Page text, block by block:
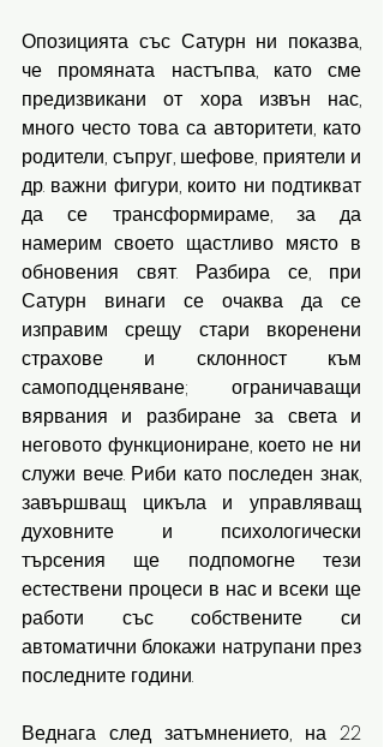
Опозицията със Сатурн ни показва,
че промяната настъпва, като сме
предизвикани от хора извън нас,
много често това са авторитети, като
родители, съпруг, шефове, приятели и
др. важни фигури, които ни подтикват
да се трансформираме, за да
намерим своето щастливо място в
обновения свят. Разбира се, при
Сатурн винаги се очаква да се
изправим срещу стари вкоренени
страхове и склонност към
самоподценяване; ограничаващи
вярвания и разбиране за света и
неговото функциониране, което не ни
служи вече. Риби като последен знак,
завършващ цикъла и управляващ
духовните и психологически
търсения ще подпомогне тези
естествени процеси в нас и всеки ще
работи със собствените си
автоматични блокажи натрупани през
последните години.
Веднага след затъмнението, на 22